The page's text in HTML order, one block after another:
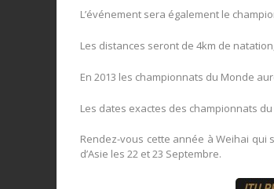
L’événement sera également le
Les distances seront de 4km de
En 2013 les championnats du Monde
Les dates exactes des championnats
Rendez-vous cette année à Weihai qui
d’Asie les 22 et 23 Septembre.